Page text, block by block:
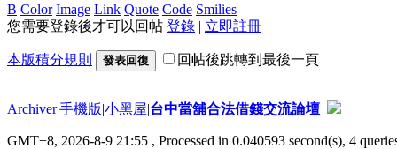
B Color Image Link Quote Code Smilies
您需要登錄後才可以回帖 登錄 | 立即註冊
本版積分規則 發表回復 回帖後跳轉到最後一頁
Archiver|手機版|小黑屋|台中當舖合法借錢交流論壇
GMT+8, 2026-8-9 21:55 , Processed in 0.040593 second(s), 4